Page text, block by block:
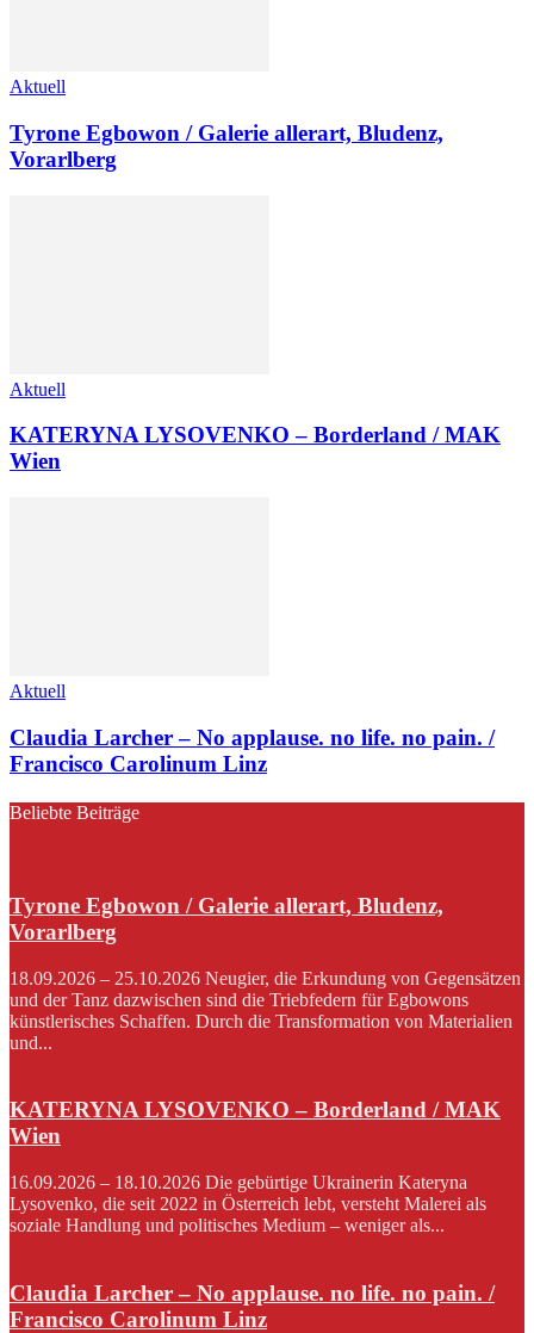
Aktuell
Tyrone Egbowon / Galerie allerart, Bludenz,
Vorarlberg
Aktuell
KATERYNA LYSOVENKO – Borderland / MAK
Wien
Aktuell
Claudia Larcher – No applause. no life. no pain. /
Francisco Carolinum Linz
Beliebte Beiträge
Tyrone Egbowon / Galerie allerart, Bludenz,
Vorarlberg
18.09.2026 – 25.10.2026 Neugier, die Erkundung von Gegensätzen
und der Tanz dazwischen sind die Triebfedern für Egbowons
künstlerisches Schaffen. Durch die Transformation von Materialien
und...
KATERYNA LYSOVENKO – Borderland / MAK
Wien
16.09.2026 – 18.10.2026 Die gebürtige Ukrainerin Kateryna
Lysovenko, die seit 2022 in Österreich lebt, versteht Malerei als
soziale Handlung und politisches Medium – weniger als...
Claudia Larcher – No applause. no life. no pain. /
Francisco Carolinum Linz